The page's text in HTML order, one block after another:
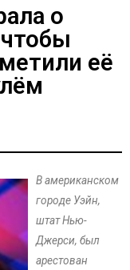
о
её
В американском
городе Уэйн,
штат Нью-
Джерси, был
арестован